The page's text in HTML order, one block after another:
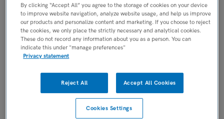
Niet nader bepaald
PLAATSINGSDATUM
28 september 2025
NIVEAU
MBO
ERVARING
Niet nader bepaald
By clicking “Accept All” you agree to the storage of cookies on your device
to improve website navigation, analyze website usage, and help us improve
our products and personalize content and marketing. If you choose to reject
the cookies, we only place the strictly necessary and analytical cookies.
These do not record any information about you as a person. You can
indicate this under "manage preferences"
Privacy statement
Reject All Accept All Cookies
Cookies Settings